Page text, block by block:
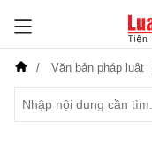
Văn bản pháp luật